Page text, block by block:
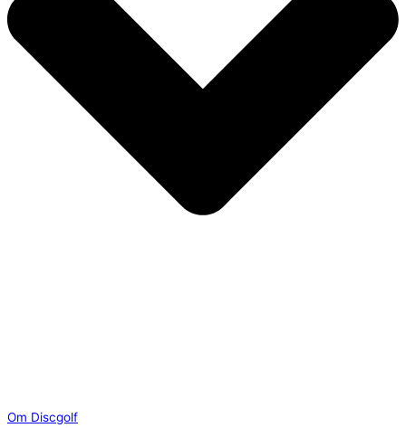
Om Discgolf